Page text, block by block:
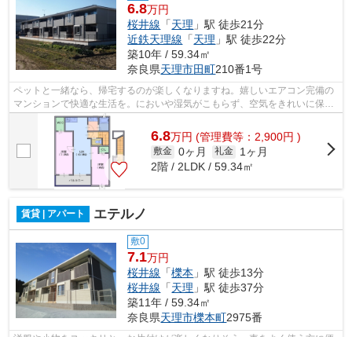
6.8万円
桜井線 「天理 」駅 徒歩21分
近鉄天理線 「天理 」駅 徒歩22分
築10年 / 59.34㎡
奈良県天理市田町210番1号
ペットと一緒なら、帰宅するのが楽しくなりますね。嬉しいエアコン完備の
マンションで快適な生活を。においや湿気がこもらず、空気をきれいに保て
ます。シューズボックスでいつもきれ...
6.8万円 (管理費等：2,900円 )
敷金 0ヶ月 礼金
1ヶ月
2階 / 2LDK / 59.34㎡
賃貸 | アパート エテルノ
敷0
7.1万円
桜井線 「櫟本 」駅 徒歩13分
桜井線 「天理 」駅 徒歩37分
築11年 / 59.34㎡
奈良県天理市櫟本町2975番